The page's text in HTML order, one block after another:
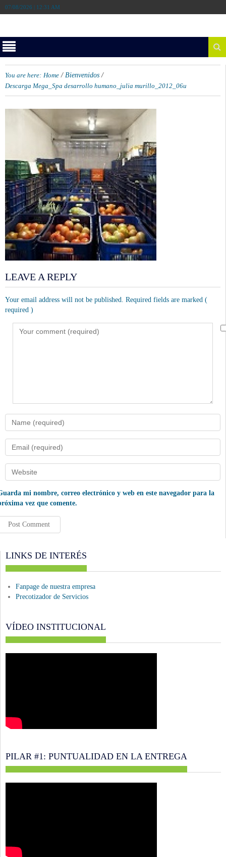
07/08/2026 | 12:31 AM
You are here: Home / Bienvenidos /
Descarga Mega_Spa desarrollo humano_julia murillo_2012_06u
LEAVE A REPLY
Your email address will not be published. Required fields are marked (
required )
mi nombre, correo electrónico y web en este navegador para la
vez que comente.
LINKS DE INTERÉS
Fanpage de nuestra empresa
Precotizador de Servicios
VÍDEO INSTITUCIONAL
PILAR #1: PUNTUALIDAD EN LA ENTREGA